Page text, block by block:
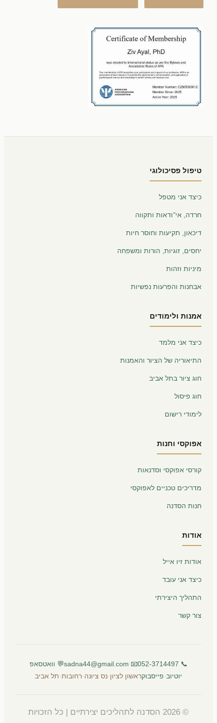
טיפול פסיכולוגי
כיצד אני מטפל
חרדה, אי־ודאות ותקווה
דיכאון, תקיעות וחוסר חיות
יחסים, זוגיות, הורות ומשפחה
מיניות וזהות
אבחנות והפרעות נפשיות
אמנות ולימודים
כיצד אני מלמד
התיאוריה של הציור והאמנות
חוג ציור בתל אביב
חוג פיסול
לימודי רישום
אפוקסי וחנות
קורסי אפוקסי וסדנאות
מדריכים טכניים לאפוקסי
חנות הסדנה
אודות
אודות זיו אייל
כיצד אני עובד
התהליך היצירתי
צור קשר
📞 052-3714497
📧 sadna44@gmail.com
💬 וואטסאפ
יוטיוב·פייסבוקראשון לציון·נס ציונה·רחובות·תל אביב
© 2026 הסדנה לתהליכים יצירתיים | כל הזכויות